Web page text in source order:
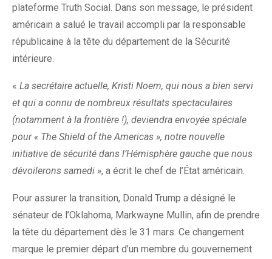
plateforme Truth Social. Dans son message, le président
américain a salué le travail accompli par la responsable
républicaine à la tête du département de la Sécurité
intérieure.
« La secrétaire actuelle, Kristi Noem, qui nous a bien servi
et qui a connu de nombreux résultats spectaculaires
(notamment à la frontière !), deviendra envoyée spéciale
pour « The Shield of the Americas », notre nouvelle
initiative de sécurité dans l’Hémisphère gauche que nous
dévoilerons samedi », a écrit le chef de l’État américain.
Pour assurer la transition, Donald Trump a désigné le
sénateur de l’Oklahoma, Markwayne Mullin, afin de prendre
la tête du département dès le 31 mars. Ce changement
marque le premier départ d’un membre du gouvernement